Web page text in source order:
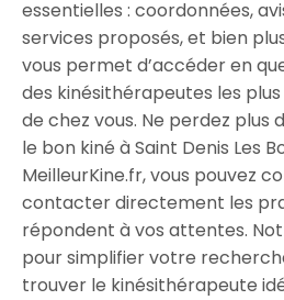
essentielles : coordonnées,
services proposés, et bien
vous permet d’accéder en
des kinésithérapeutes les
de chez vous. Ne perdez
le bon kiné à Saint Denis Les
MeilleurKine.fr, vous pouvez
contacter directement les
répondent à vos attentes.
pour simplifier votre
trouver le kinésithérapeute